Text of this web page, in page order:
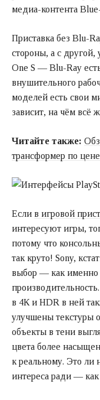
медиа-контента
Приставка без Blu-
стороны, а с
One S — Blu-Ray
внушительного
моделей есть свои
зависит, на чём всё
Читайте также:
трансформер по
Если в игровой
интересуют игры,
потому что
так круто! Sony,
выбор — как именно
в 4К и HDR в ней
улучшены текстуры
объекты в тени
цвета более
к реальному. Это ли
интереса ради —